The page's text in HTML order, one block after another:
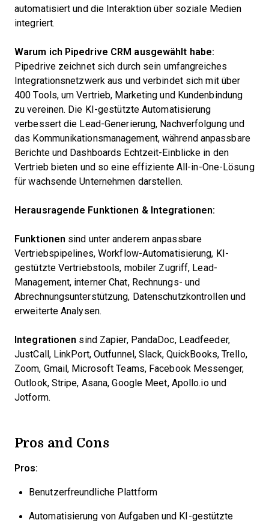
automatisiert und die Interaktion über soziale Medien
integriert.
Warum ich Pipedrive CRM ausgewählt habe:
Pipedrive zeichnet sich durch sein umfangreiches
Integrationsnetzwerk aus und verbindet sich mit über
400 Tools, um Vertrieb, Marketing und Kundenbindung
zu vereinen. Die KI-gestützte Automatisierung
verbessert die Lead-Generierung, Nachverfolgung und
das Kommunikationsmanagement, während anpassbare
Berichte und Dashboards Echtzeit-Einblicke in den
Vertrieb bieten und so eine effiziente All-in-One-Lösung
für wachsende Unternehmen darstellen.
Herausragende Funktionen & Integrationen:
Funktionen sind unter anderem anpassbare
Vertriebspipelines, Workflow-Automatisierung, KI-
gestützte Vertriebstools, mobiler Zugriff, Lead-
Management, interner Chat, Rechnungs- und
Abrechnungsunterstützung, Datenschutzkontrollen und
erweiterte Analysen.
Integrationen sind Zapier, PandaDoc, Leadfeeder,
JustCall, LinkPort, Outfunnel, Slack, QuickBooks, Trello,
Zoom, Gmail, Microsoft Teams, Facebook Messenger,
Outlook, Stripe, Asana, Google Meet, Apollo.io und
Jotform.
Pros and Cons
Pros:
Benutzerfreundliche Plattform
Automatisierung von Aufgaben und KI-gestützte